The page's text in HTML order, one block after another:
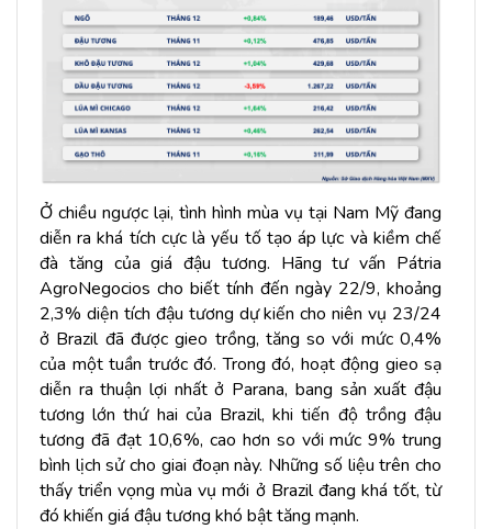
Ở chiều ngược lại, tình hình mùa vụ tại Nam Mỹ đang
diễn ra khá tích cực là yếu tố tạo áp lực và kiềm chế
đà tăng của giá đậu tương. Hãng tư vấn Pátria
AgroNegocios cho biết tính đến ngày 22/9, khoảng
2,3% diện tích đậu tương dự kiến cho niên vụ 23/24
ở Brazil đã được gieo trồng, tăng so với mức 0,4%
của một tuần trước đó. Trong đó, hoạt động gieo sạ
diễn ra thuận lợi nhất ở Parana, bang sản xuất đậu
tương lớn thứ hai của Brazil, khi tiến độ trồng đậu
tương đã đạt 10,6%, cao hơn so với mức 9% trung
bình lịch sử cho giai đoạn này. Những số liệu trên cho
thấy triển vọng mùa vụ mới ở Brazil đang khá tốt, từ
đó khiến giá đậu tương khó bật tăng mạnh.